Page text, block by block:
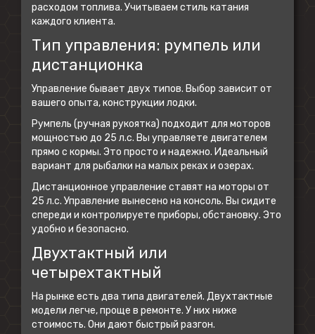
расходом топлива. Учитываем стиль катания
каждого клиента.
Тип управления: румпель или
дистанционка
Управление бывает двух типов. Выбор зависит от
вашего опыта, конструкции лодки.
Румпель (ручная рукоятка) подходит для моторов
мощностью до 25 л.с. Вы управляете двигателем
прямо с кормы. Это просто и надежно. Идеальный
вариант для рыбалки на малых реках и озерах.
Дистанционное управление ставят на моторы от
25 л.с. Управление вынесено на консоль. Вы сидите
спереди и контролируете приборы, обстановку. Это
удобно и безопасно.
Двухтактный или
четырехтактный
На рынке есть два типа двигателей. Двухтактные
модели легче, проще в ремонте. У них ниже
стоимость. Они дают быстрый разгон.